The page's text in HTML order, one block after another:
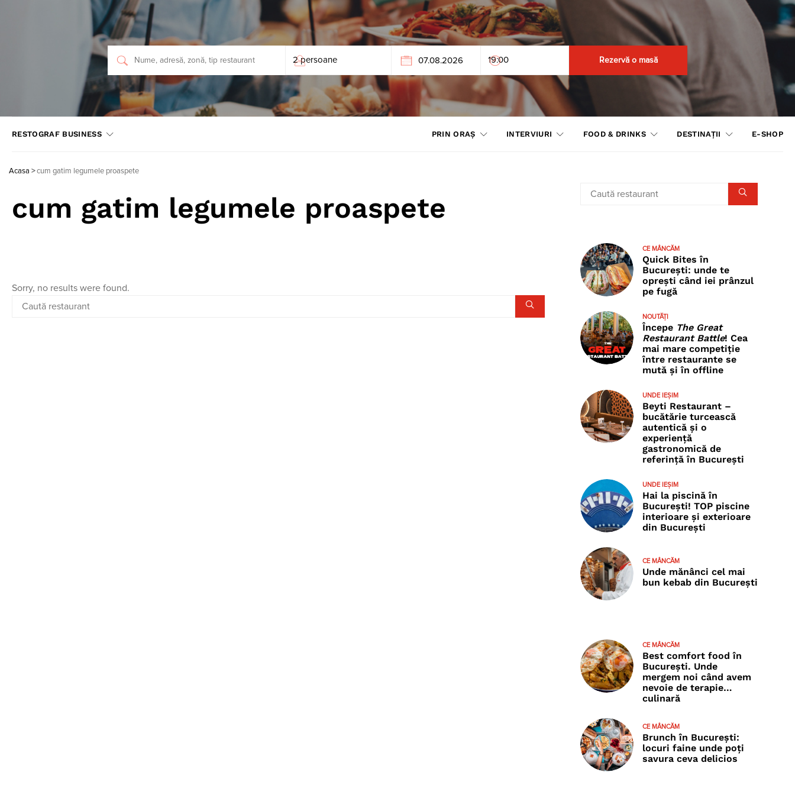
Rezervă o masă
RESTOGRAF BUSINESS PRIN ORAȘ INTERVIURI FOOD & DRINKS DESTINAȚII E-SHOP
Acasa >cum gatim legumele proaspete
cum gatim legumele proaspete
Sorry, no results were found.
CE MÂNCĂM
Quick Bites în
București: unde te
oprești când iei prânzul
pe fugă
NOUTĂȚI
Începe The Great
Restaurant Battle! Cea
mai mare competiție
între restaurante se
mută și în offline
UNDE IEȘIM
Beyti Restaurant –
bucătărie turcească
autentică și o
experiență
gastronomică de
referință în București
UNDE IEȘIM
Hai la piscină în
București! TOP piscine
interioare și exterioare
din București
CE MÂNCĂM
Unde mănânci cel mai
bun kebab din București
CE MÂNCĂM
Best comfort food în
București. Unde
mergem noi când avem
nevoie de terapie…
culinară
CE MÂNCĂM
Brunch în București:
locuri faine unde poţi
savura ceva delicios